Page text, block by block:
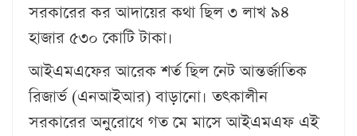
সরকারের কর আদায়ের কথা ছিল ৩ লাখ ৯৪
হাজার ৫৩০ কোটি টাকা।
আইএমএফের আরেক শর্ত ছিল নেট আন্তর্জাতিক
রিজার্ভ (এনআইআর) বাড়ানো। তৎকালীন
সরকারের অনুরোধে গত মে মাসে আইএমএফ এই